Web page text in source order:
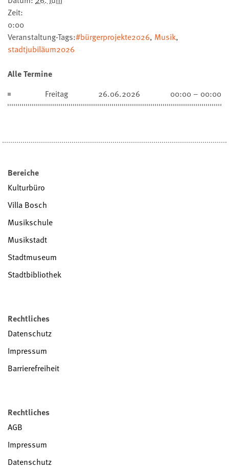
Zeit:
0:00
Veranstaltung-Tags:#bürgerprojekte2026, Musik,
stadtjubiläum2026
Alle Termine
Freitag
26.06.2026 00:00 – 00:00
Bereiche
Kulturbüro
Villa Bosch
Musikschule
Musikstadt
Stadtmuseum
Stadtbibliothek
Rechtliches
Datenschutz
Impressum
Barrierefreiheit
Rechtliches
AGB
Impressum
Datenschutz